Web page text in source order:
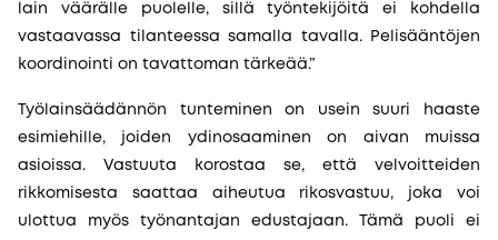
lain väärälle puolelle, sillä työntekijöitä ei kohdella
vastaavassa tilanteessa samalla tavalla. Pelisääntöjen
koordinointi on tavattoman tärkeää.”
Työlainsäädännön tunteminen on usein suuri haaste
esimiehille, joiden ydinosaaminen on aivan muissa
asioissa. Vastuuta korostaa se, että velvoitteiden
rikkomisesta saattaa aiheutua rikosvastuu, joka voi
ulottua myös työnantajan edustajaan. Tämä puoli ei